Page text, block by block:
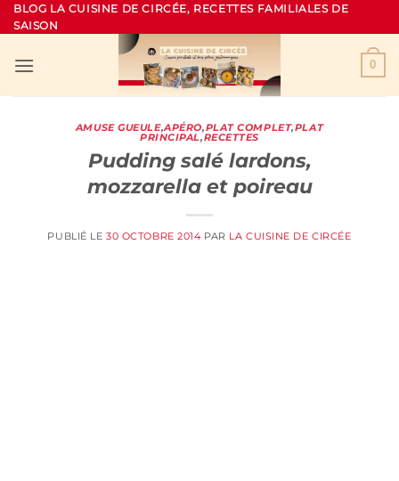
Passer
au
BLOG LA CUISINE DE CIRCÉE, RECETTES FAMILIALES DE
SAISON
0
AMUSE GUEULE,APÉRO,PLAT COMPLET,PLAT
PRINCIPAL,RECETTES
Pudding salé lardons,
mozzarella et poireau
PUBLIÉ LE30 OCTOBRE 2014 PAR LA CUISINE DE CIRCÉE